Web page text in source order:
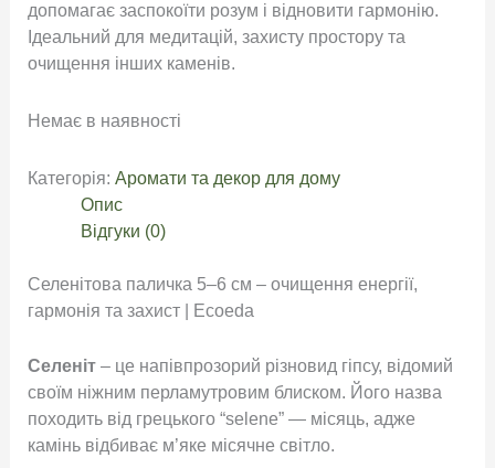
допомагає заспокоїти розум і відновити гармонію.
Ідеальний для медитацій, захисту простору та
очищення інших каменів.
Немає в наявності
Категорія: Аромати та декор для дому
Опис
Відгуки (0)
Селенітова паличка 5–6 см – очищення енергії,
гармонія та захист | Ecoeda
Селеніт– це напівпрозорий різновид гіпсу, відомий
своїм ніжним перламутровим блиском. Його назва
походить від грецького “selene” — місяць, адже
камінь відбиває м’яке місячне світло.